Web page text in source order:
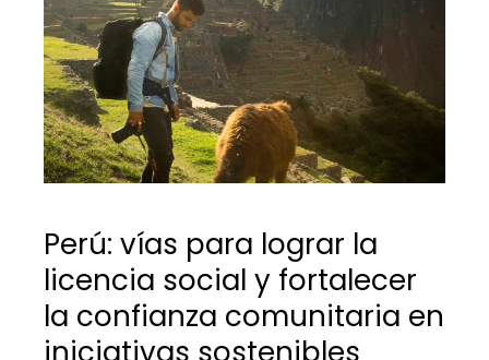
Perú: vías para lograr la
licencia social y fortalecer
la confianza comunitaria en